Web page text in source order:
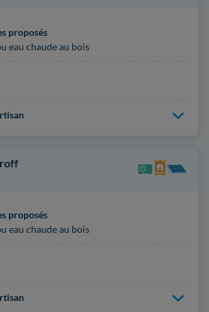
proposés
eau chaude au bois
proposés
eau chaude au bois